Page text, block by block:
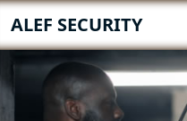
ALEF SECURITY